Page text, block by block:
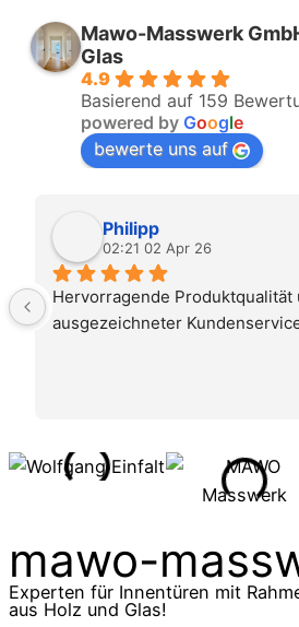
Mawo-Masswerk
Glas
4.9
Basierend auf 159
powered by Google
bewerte uns auf
Philipp
02:21 02 Apr 26
Hervorragende Produktqualität
ausgezeichneter
mawo-
Experten für Innentüren mit
aus Holz und Glas!